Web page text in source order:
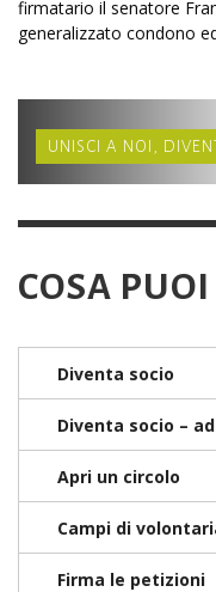
firmatario il senatore
generalizzato condono
UNISCI A NOI,
COSA
Diventa socio
Diventa socio –
Apri un circolo
Campi di
Firma le petizioni